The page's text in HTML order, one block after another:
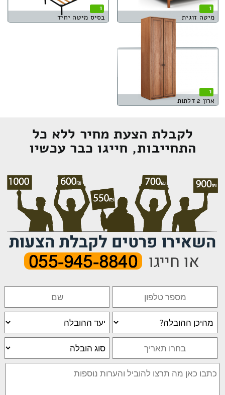
1
מיטה זוגית
1
בסיס מיטה יחיד
1
ארון 2 דלתות
לקבלת הצעת מחיר ללא כל
התחייבות, חייגו כבר עכשיו